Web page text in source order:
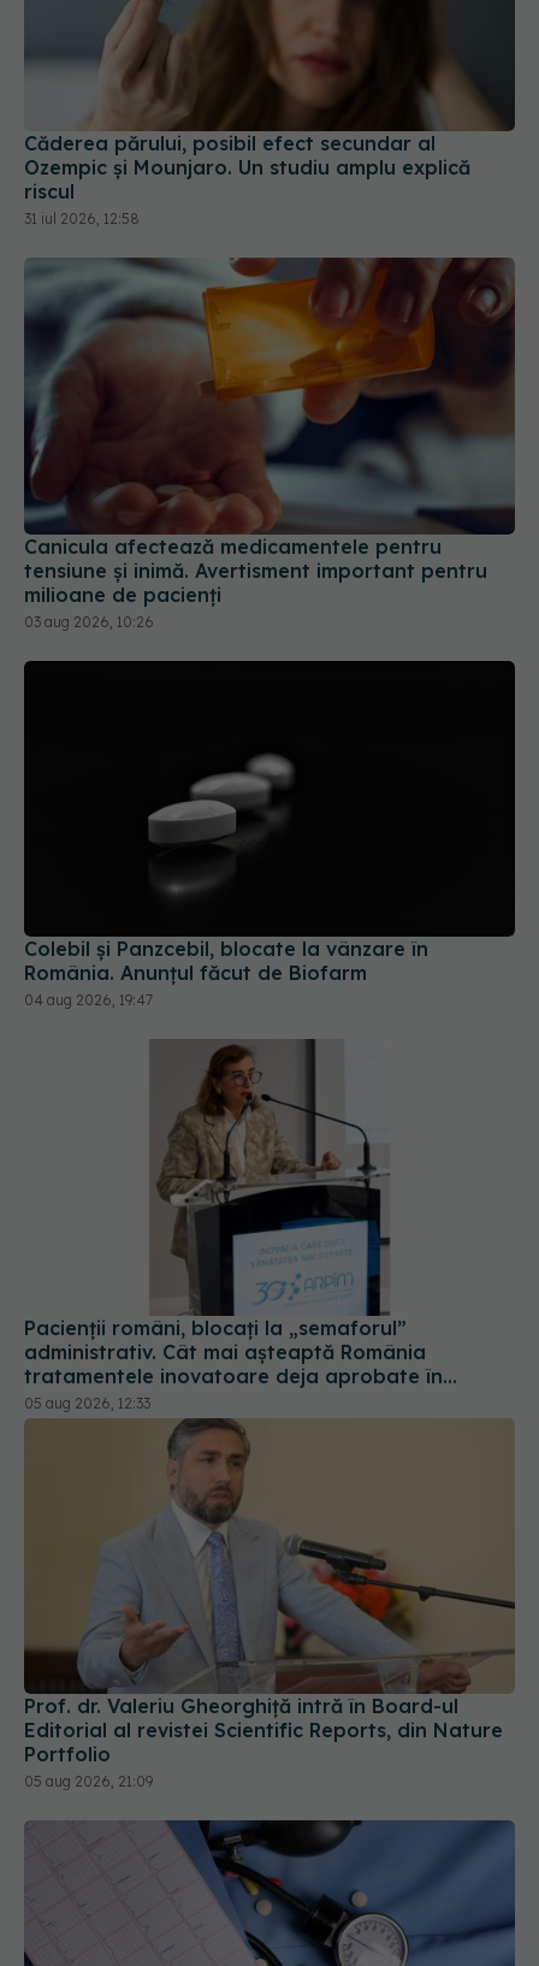
Căderea părului, posibil efect secundar al
Ozempic și Mounjaro. Un studiu amplu explică
riscul
31 iul 2026, 12:58
Canicula afectează medicamentele pentru
tensiune și inimă. Avertisment important pentru
milioane de pacienți
03 aug 2026, 10:26
România. Anunțul făcut de Biofarm
04 aug 2026, 19:47
Pacienții români, blocați la „semaforul”
administrativ. Cât mai așteaptă România
tratamentele inovatoare deja aprobate în
Europa
05 aug 2026, 12:33
Prof. dr. Valeriu Gheorghiță intră în Board-ul
Editorial al revistei Scientific Reports, din Nature
Portfolio
05 aug 2026, 21:09